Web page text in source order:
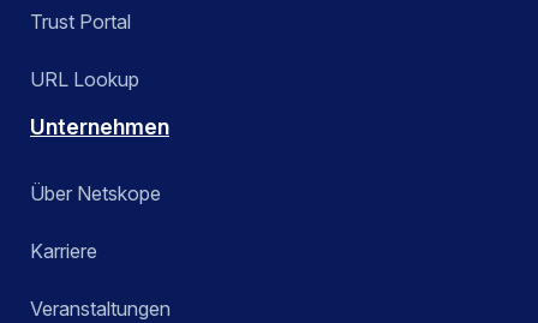
Trust Portal
URL Lookup
Unternehmen
Über Netskope
Karriere
Veranstaltungen